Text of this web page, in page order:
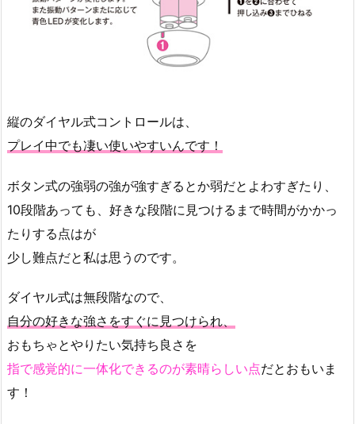
縦のダイヤル式コントロールは、
プレイ中でも凄い使いやすいんです！
ボタン式の強弱の強が強すぎるとか弱だとよわすぎたり、
10段階あっても、好きな段階に見つけるまで時間がかかっ
たりする点はが
少し難点だと私は思うのです。
ダイヤル式は無段階なので、
自分の好きな強さをすぐに見つけられ、
おもちゃとやりたい気持ち良さを
指で感覚的に一体化できるのが素晴らしい点だとおもいま
す！